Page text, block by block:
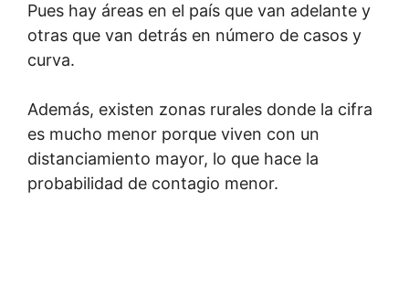
Pues hay áreas en el país que van adelante y
otras que van detrás en número de casos y
curva.
Además, existen zonas rurales donde la cifra
es mucho menor porque viven con un
distanciamiento mayor, lo que hace la
probabilidad de contagio menor.